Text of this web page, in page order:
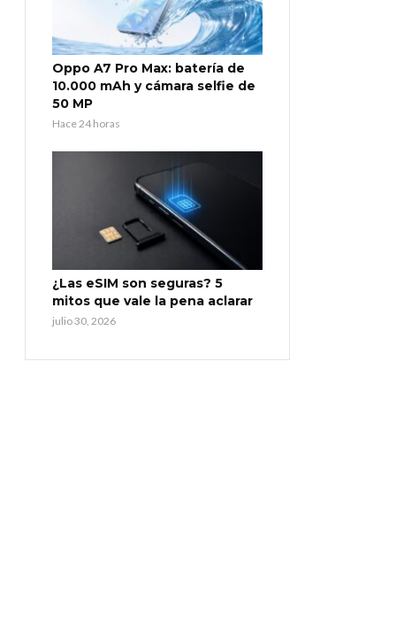
Oppo A7 Pro Max: batería de
10.000 mAh y cámara selfie de
50 MP
Hace 24 horas
¿Las eSIM son seguras? 5
mitos que vale la pena aclarar
julio 30, 2026